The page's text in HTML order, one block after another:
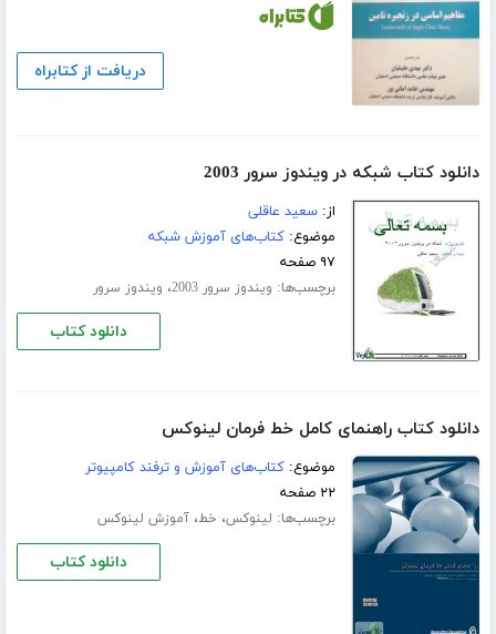
دریافت از کتابراه
دانلود کتاب شبکه در ویندوز سرور 2003
از:سعید عاقلی
موضوع:کتاب‌های آموزش شبکه
۹۷ صفحه
برچسب‌ها: ویندوز سرور 2003 ، ویندوز سرور
دانلود کتاب
دانلود کتاب راهنمای کامل خط فرمان لینوکس
موضوع:کتاب‌های آموزش و ترفند کامپیوتر
۲۲ صفحه
برچسب‌ها: لینوکس، خط،آموزش لینوکس
دانلود کتاب